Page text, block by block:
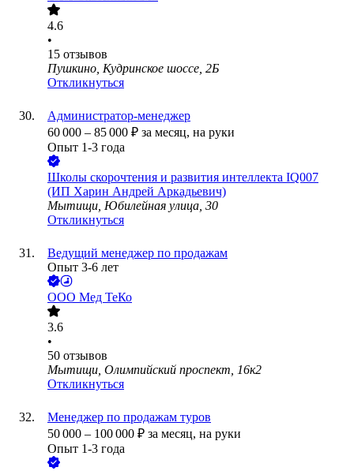
4.6
•
15 отзывов
Пушкино, Кудринское шоссе, 2Б
Откликнуться
Администратор-менеджер
60 000 – 85 000 ₽ за месяц, на руки
Опыт 1-3 года
Школы скорочтения и развития интеллекта IQ007
(ИП Харин Андрей Аркадьевич)
Мытищи, Юбилейная улица, 30
Откликнуться
Ведущий менеджер по продажам
Опыт 3-6 лет
ООО Мед ТеКо
3.6
•
50 отзывов
Мытищи, Олимпийский проспект, 16к2
Откликнуться
Менеджер по продажам туров
50 000 – 100 000 ₽ за месяц, на руки
Опыт 1-3 года